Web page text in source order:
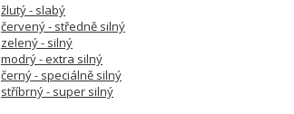
žlutý - slabý
červený - středně silný
zelený - silný
modrý - extra silný
černý - speciálně silný
stříbrný - super silný